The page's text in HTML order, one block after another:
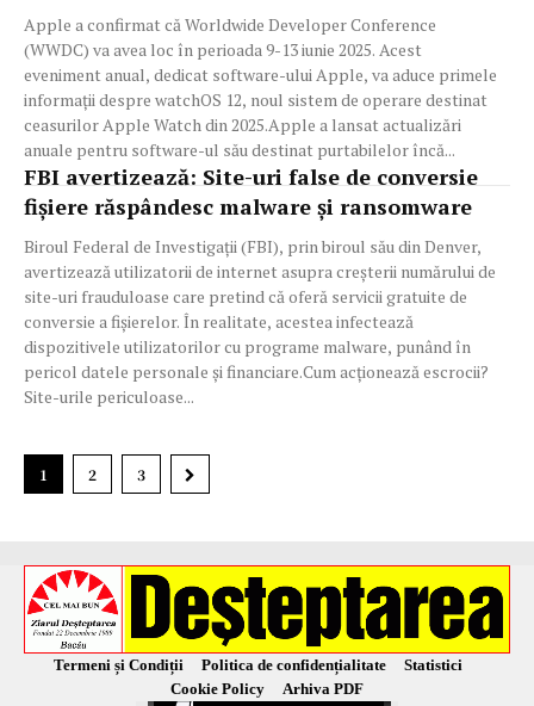
Apple a confirmat că Worldwide Developer Conference
(WWDC) va avea loc în perioada 9-13 iunie 2025. Acest
eveniment anual, dedicat software-ului Apple, va aduce primele
informații despre watchOS 12, noul sistem de operare destinat
ceasurilor Apple Watch din 2025.Apple a lansat actualizări
anuale pentru software-ul său destinat purtabilelor încă...
FBI avertizează: Site-uri false de conversie
fișiere răspândesc malware și ransomware
Biroul Federal de Investigații (FBI), prin biroul său din Denver,
avertizează utilizatorii de internet asupra creșterii numărului de
site-uri frauduloase care pretind că oferă servicii gratuite de
conversie a fișierelor. În realitate, acestea infectează
dispozitivele utilizatorilor cu programe malware, punând în
pericol datele personale și financiare.Cum acționează escrocii?
Site-urile periculoase...
1 2 3
Termeni și Condiții Politica de confidențialitate
Statistici
Cookie Policy
Arhiva PDF